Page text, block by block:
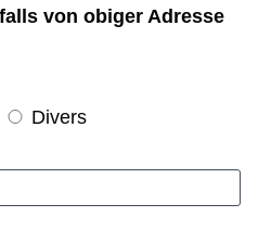
von obiger Adresse
Divers